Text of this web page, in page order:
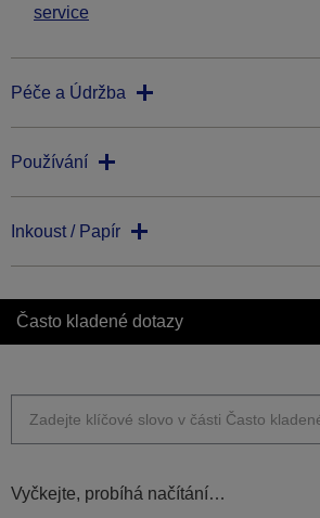
service
Péče a Údržba
Používání
Inkoust / Papír
Často kladené dotazy
Vyčkejte, probíhá načítání…